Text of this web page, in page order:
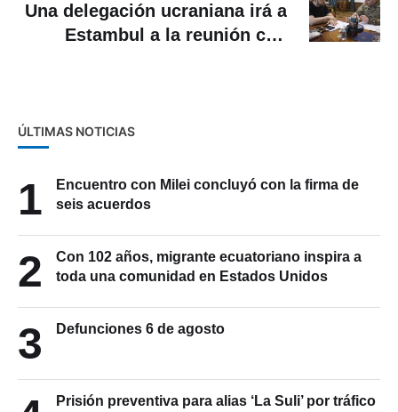
Una delegación ucraniana irá a
Estambul a la reunión con
ÚLTIMAS NOTICIAS
1
Encuentro con Milei concluyó con la firma de
seis acuerdos
2
Con 102 años, migrante ecuatoriano inspira a
toda una comunidad en Estados Unidos
3 Defunciones 6 de agosto
Prisión preventiva para alias ‘La Suli’ por tráfico